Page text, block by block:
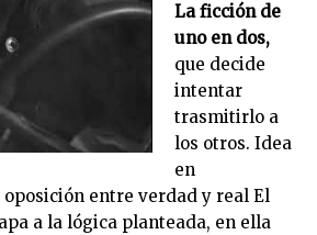
La ficción de
uno en dos,
que decide
intentar
trasmitirlo a
los otros. Idea
en
oposición entre verdad y real El
a la lógica planteada, en ella